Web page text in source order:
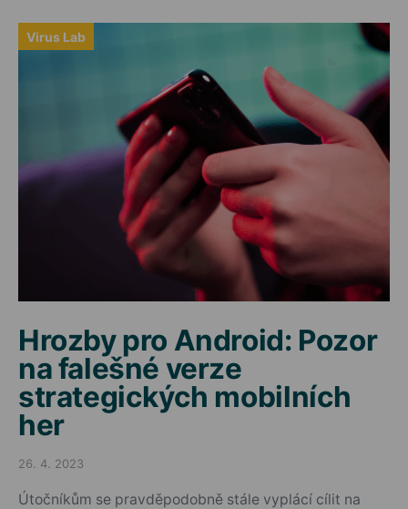
Virus Lab
Hrozby pro Android: Pozor
na falešné verze
strategických mobilních
her
Posted on
26. 4. 2023
Útočníkům se pravděpodobně stále vyplácí cílit na